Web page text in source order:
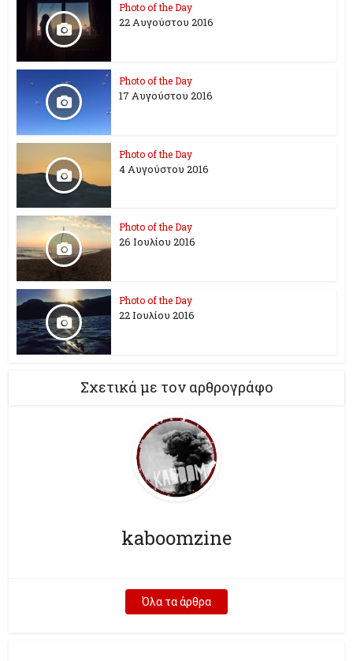
Photo of the Day
22 Αυγούστου 2016
Photo of the Day
17 Aυγούστου 2016
Photo of the Day
4 Αυγούστου 2016
Photo of the Day
26 Ioυλίου 2016
Photo of the Day
22 Ιουλίου 2016
Σχετικά με τον αρθρογράφο
kaboomzine
Όλα τα άρθρα